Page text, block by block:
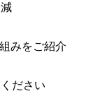
みをご紹介
ださい